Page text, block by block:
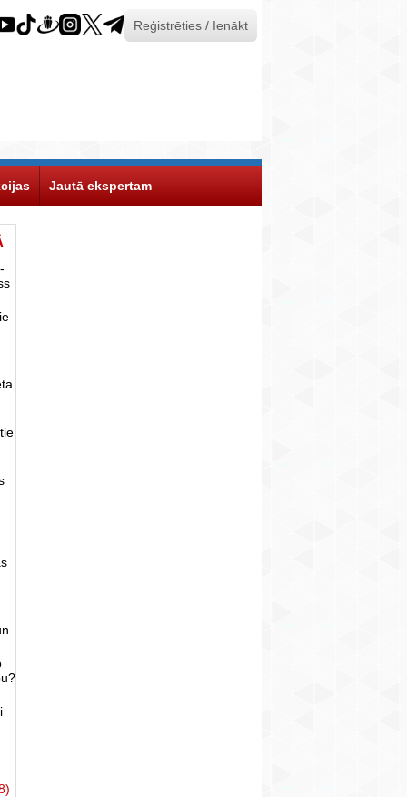
Reģistrēties / Ienākt
Jautā ekspertam